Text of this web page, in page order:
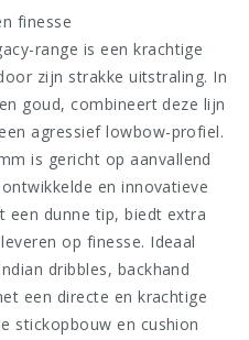
finesse
range is een krachtige
zijn strakke uitstraling. In
goud, combineert deze lijn
agressief lowbow-profiel.
is gericht op aanvallend
en innovatieve
een dunne tip, biedt extra
op finesse. Ideaal
dribbles, backhand
een directe en krachtige
stickopbouw en cushion